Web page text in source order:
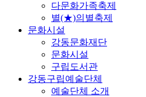
다문화가족축제
별(★)의별축제
문화시설
강동문화재단
문화시설
구립도서관
강동구립예술단체
예술단체 소개